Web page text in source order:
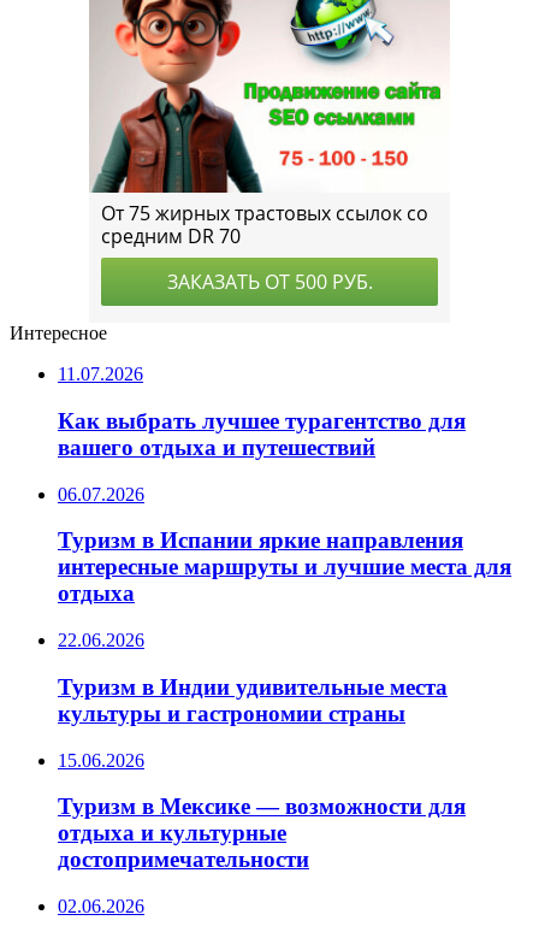
Интересное
11.07.2026
Как выбрать лучшее турагентство для
вашего отдыха и путешествий
06.07.2026
Туризм в Испании яркие направления
интересные маршруты и лучшие места для
отдыха
22.06.2026
Туризм в Индии удивительные места
культуры и гастрономии страны
15.06.2026
Туризм в Мексике — возможности для
отдыха и культурные
достопримечательности
02.06.2026